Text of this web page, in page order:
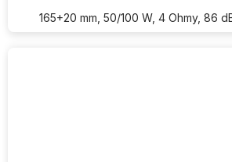
165+20 mm, 50/100 W, 4 Ohmy, 86